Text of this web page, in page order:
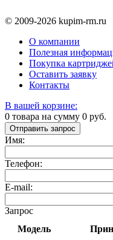
© 2009-2026 kupim-rm.ru
О компании
Полезная
Покупка
Оставить заявку
Контакты
В вашей корзине:
0 товара на сумму 0 руб.
Отправить запрос
Имя:
Телефон:
E-mail:
Запрос
Модель